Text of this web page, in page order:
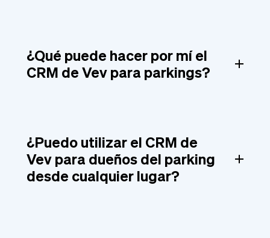
¿Qué puede hacer por mí el
CRM de Vev para parkings?
¿Puedo utilizar el CRM de
Vev para dueños del parking
desde cualquier lugar?